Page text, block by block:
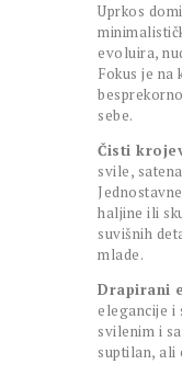
Uprkos
evoluira,
Fokus je
sebe.
Čisti
svile,
haljine ili
suvišnih
mlade.
Drapirani
elegancije i
svilenim i
suptilan, ali